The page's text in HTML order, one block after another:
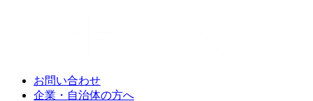
お問い合わせ
企業・自治体の方へ